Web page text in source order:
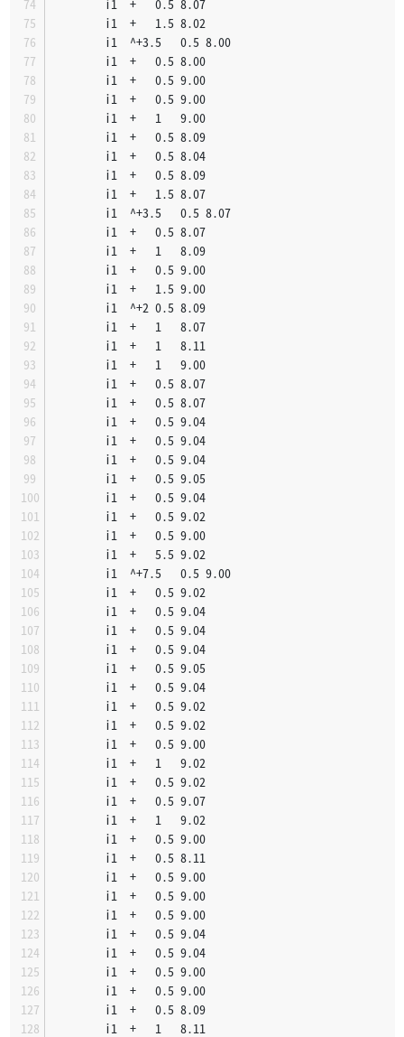
		i1	+	0.5	8.07
		i1	+	1.5	8.02
		i1	^+3.5	0.5	8.00
		i1	+	0.5	8.00
		i1	+	0.5	9.00
		i1	+	0.5	9.00
		i1	+	1	9.00
		i1	+	0.5	8.09
		i1	+	0.5	8.04
		i1	+	0.5	8.09
		i1	+	1.5	8.07
		i1	^+3.5	0.5	8.07
		i1	+	0.5	8.07
		i1	+	1	8.09
		i1	+	0.5	9.00
		i1	+	1.5	9.00
		i1	^+2	0.5	8.09
		i1	+	1	8.07
		i1	+	1	8.11
		i1	+	1	9.00
		i1	+	0.5	8.07
		i1	+	0.5	8.07
		i1	+	0.5	9.04
		i1	+	0.5	9.04
		i1	+	0.5	9.04
		i1	+	0.5	9.05
		i1	+	0.5	9.04
		i1	+	0.5	9.02
		i1	+	0.5	9.00
		i1	+	5.5	9.02
		i1	^+7.5	0.5	9.00
		i1	+	0.5	9.02
		i1	+	0.5	9.04
		i1	+	0.5	9.04
		i1	+	0.5	9.04
		i1	+	0.5	9.05
		i1	+	0.5	9.04
		i1	+	0.5	9.02
		i1	+	0.5	9.02
		i1	+	0.5	9.00
		i1	+	1	9.02
		i1	+	0.5	9.02
		i1	+	0.5	9.07
		i1	+	1	9.02
		i1	+	0.5	9.00
		i1	+	0.5	8.11
		i1	+	0.5	9.00
		i1	+	0.5	9.00
		i1	+	0.5	9.00
		i1	+	0.5	9.04
		i1	+	0.5	9.04
		i1	+	0.5	9.00
		i1	+	0.5	9.00
		i1	+	0.5	8.09
		i1	+	1	8.11